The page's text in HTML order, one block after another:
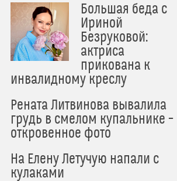
Большая беда с
Ириной
Безруковой:
актриса
прикована к
инвалидному креслу
Рената Литвинова вывалила
грудь в смелом купальнике –
откровенное фото
На Елену Летучую напали с
кулаками